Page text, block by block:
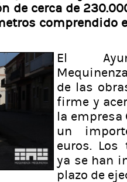
de cerca de
comprendido
El
de las
firme y
la empresa
un
euros. Los
ya se han
plazo de